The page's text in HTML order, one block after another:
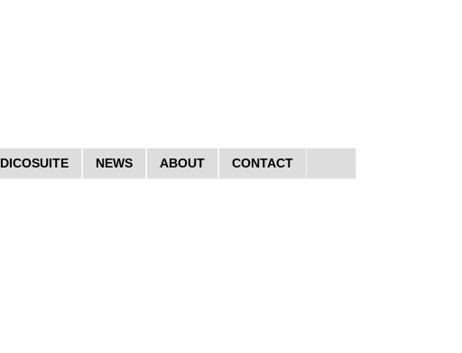
DICOSUITE NEWS ABOUT CONTACT